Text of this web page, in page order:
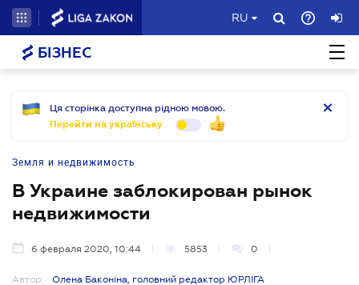
RU
БІЗНЕС
Ця сторінка доступна рідною мовою.
Перейти на українську
Земля и недвижимость
В Украине заблокирован рынок
недвижимости
6 февраля 2020, 10:44 5853 0
Автор: Олена Баконіна, головний редактор ЮРЛІГА